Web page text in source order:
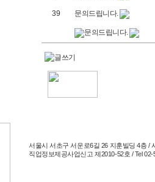
39 문의드립니다.
문의드립니다.
서울시 서초구 서운로6길 26 지훈빌딩 4층 /
직업정보제공사업신고 제2010-52호 / Tel